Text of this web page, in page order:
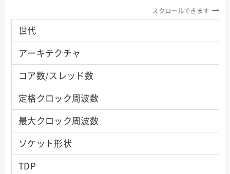
スクロールできます
世代
アーキテクチャ
コア数/スレッド数
定格クロック周波数
最大クロック周波数
ソケット形状
TDP